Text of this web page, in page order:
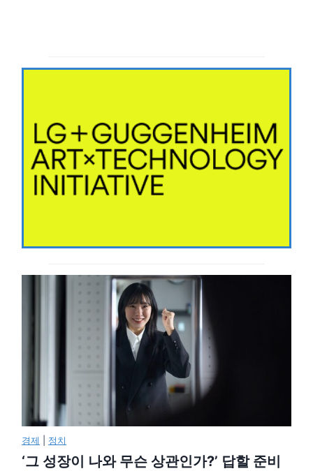
경제 정치
‘그 성장이 나와 무슨 상관인가?’ 답할 준비